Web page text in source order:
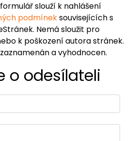
slouží k nahlášení
podmíneksouvisejících s
Nemá sloužit pro
k poškození autora stránek.
a vyhodnocen.
o odesílateli